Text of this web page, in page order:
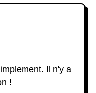
Il n'y a
!